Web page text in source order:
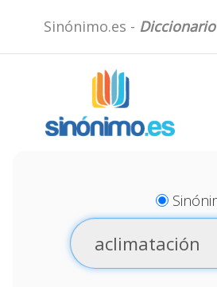
Sinónimo.es -